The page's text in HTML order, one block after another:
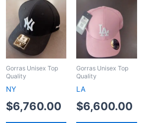
Gorras Unisex Top
Quality
NY
$6,760.00
Gorras Unisex Top
Quality
LA
$6,600.00